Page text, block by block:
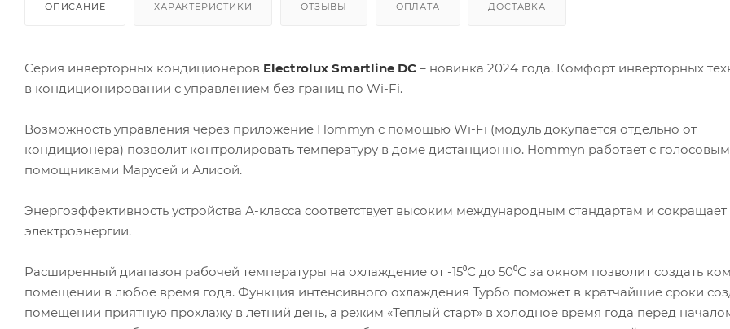
ОПИСАНИЕ ХАРАКТЕРИСТИКИ ОТЗЫВЫ ОПЛАТА ДОСТАВКА
Серия инверторных кондиционеров Electrolux Smartline DC – новинка 2024 года. Комфорт инверторных
в кондиционировании с управлением без границ по Wi-Fi.
Возможность управления через приложение Hommyn с помощью Wi-Fi (модуль докупается отдельно от
кондиционера) позволит контролировать температуру в доме дистанционно. Hommyn работает с
помощниками Марусей и Алисой.
Энергоэффективность устройства А-класса соответствует высоким международным стандартам и сокращает
электроэнергии.
Расширенный диапазон рабочей температуры на охлаждение от -15⁰С до 50⁰С за окном позволит создать
помещении в любое время года. Функция интенсивного охлаждения Турбо поможет в кратчайшие сроки
помещении приятную прохлажу в летний день, а режим «Теплый старт» в холодное время года перед